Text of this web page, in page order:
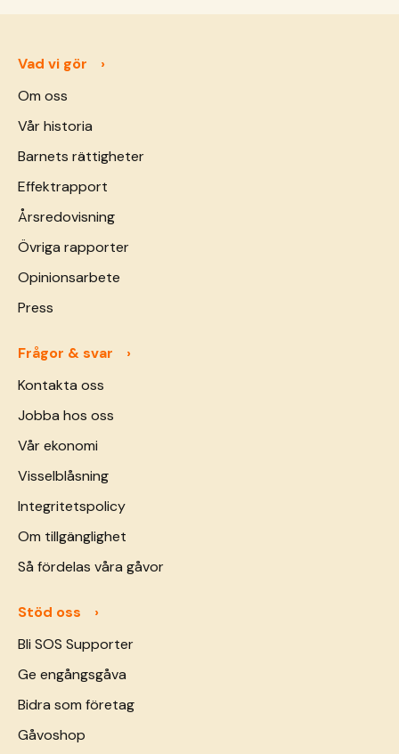
Vad vi gör
Om oss
Vår historia
Barnets rättigheter
Effektrapport
Årsredovisning
Övriga rapporter
Opinionsarbete
Press
Frågor & svar
Kontakta oss
Jobba hos oss
Vår ekonomi
Visselblåsning
Integritetspolicy
Om tillgänglighet
Så fördelas våra gåvor
Stöd oss
Bli SOS Supporter
Ge engångsgåva
Bidra som företag
Gåvoshop